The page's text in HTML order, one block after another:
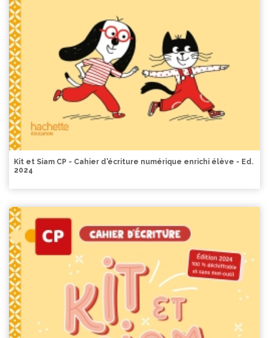
Kit et Siam CP - Cahier d'écriture numérique enrichi élève - Ed.
2024